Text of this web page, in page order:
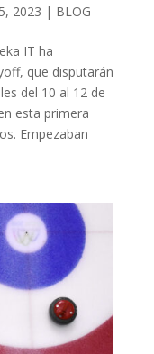
2023 | BLOG
IT ha
que disputarán
del 10 al 12 de
esta primera
Empezaban